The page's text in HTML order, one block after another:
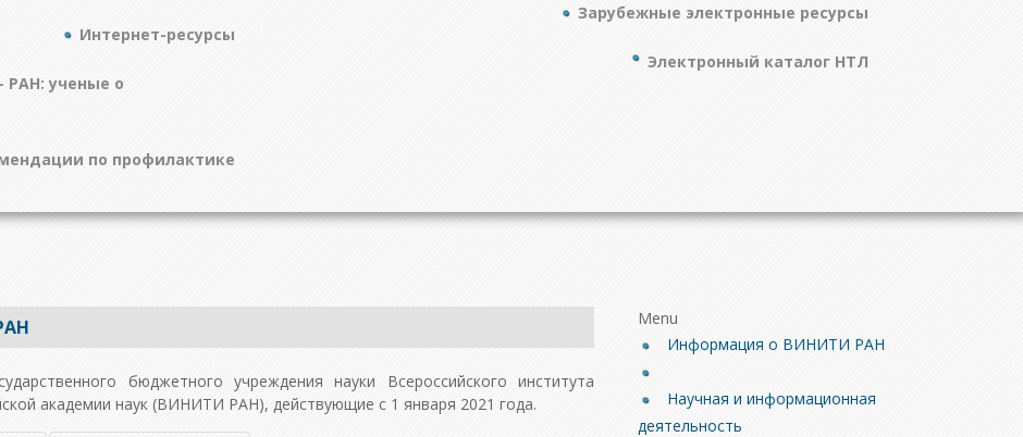
Зарубежные электронные ресурсы
Электронный каталог НТЛ
Интернет-ресурсы
РАН: ученые о
по профилактике
бюджетного учреждения науки Всероссийского института
академии наук (ВИНИТИ РАН), действующие с 1 января 2021 года.
Menu
Информация о ВИНИТИ РАН
Научная и информационная
деятельность